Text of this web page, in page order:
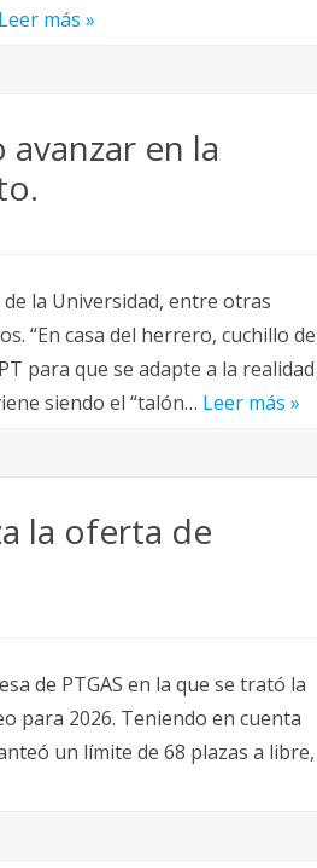
Leer más »
en la
la Universidad, entre otras
“En casa del herrero, cuchillo de
para que se adapte a la realidad
siendo el “talón… Leer más »
la oferta de
de PTGAS en la que se trató la
para 2026. Teniendo en cuenta
un límite de 68 plazas a libre,